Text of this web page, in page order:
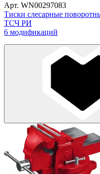
Арт. WN00297083
Тиски слесарные
ТСЧ РИ
6 модификаций